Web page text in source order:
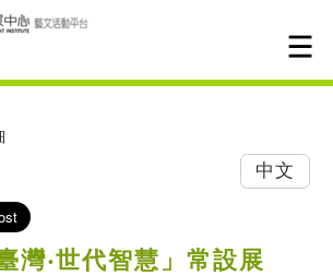
中文
灣‧世代智慧」常設展